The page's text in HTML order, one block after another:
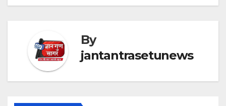
By
jantantrasetunews